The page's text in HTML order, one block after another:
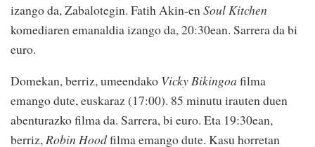
izango da, Zabalotegin. Fatih Akin-en Soul Kitchen
komediaren emanaldia izango da, 20:30ean. Sarrera da bi
euro.
Domekan, berriz, umeendako Vicky Bikingoa filma
emango dute, euskaraz (17:00). 85 minutu irauten duen
abenturazko filma da. Sarrera, bi euro. Eta 19:30ean,
berriz,Robin Hoodfilma emango dute. Kasu horretan